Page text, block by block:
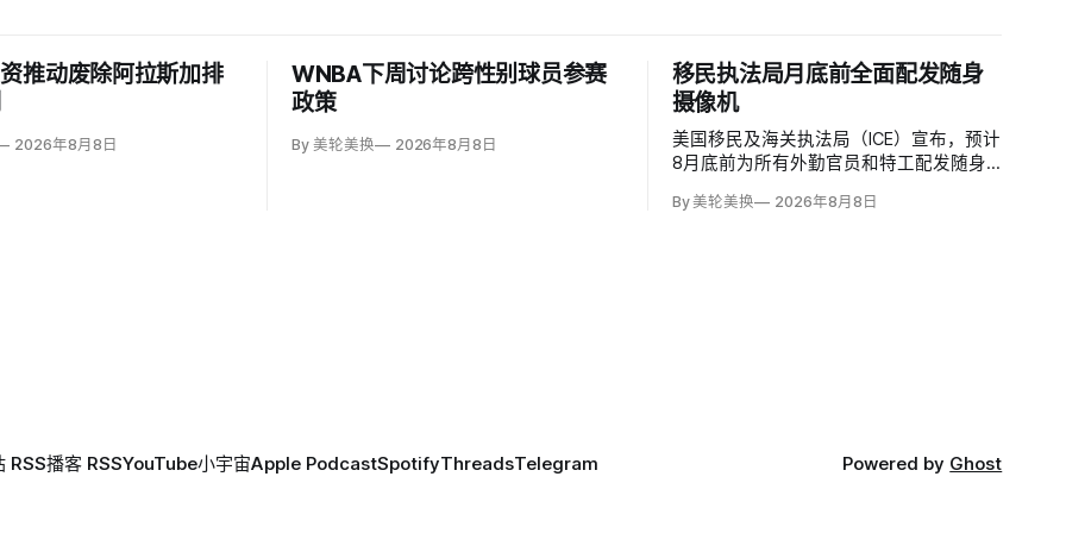
推动废除阿拉斯加排
2026年8月8日
WNBA下周讨论跨性别球员参赛
政策
By 美轮美换 2026年8月8日
移民执法局月底前全面配发随身
摄像机
美国移民及海关执法局（ICE）宣布，预计
8月底前为所有外勤官员和特工配发随身
移民执法现场；但公众能否看到录像，仍
By 美轮美换 2026年8月8日
RSS播客 RSSYouTube小宇宙Apple PodcastSpotifyThreadsTelegram Powered by Ghost